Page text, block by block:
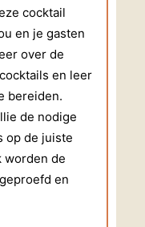
cocktail
en je gasten
over de
en leer
bereiden.
de nodige
op de juiste
worden de
en